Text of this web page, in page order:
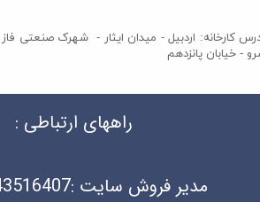
- خیابان پانزدهم
راههای ارتباطی :
مدیر فروش سایت :09143516407